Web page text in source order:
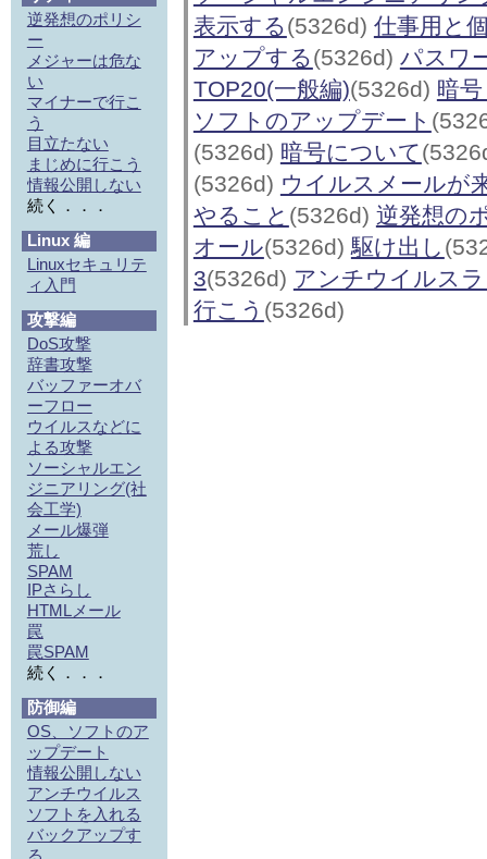
表示する(5326d) 仕事用と
アップする(5326d) パスワ
TOP20(一般編)(5326d) 暗
ソフトのアップデート
(5326d) 暗号について
(5326d) ウイルスメールが
やること (5326d) 逆発想の
オール(5326d)駆け出し
3(5326d) アンチウイルス
行こう (5326d)
逆発想のポリシ
ー
メジャーは危な
い
マイナーで行こ
う
目立たない
まじめに行こう
情報公開しない
続く．．．
Linux 編
Linuxセキュリテ
ィ入門
攻撃編
DoS攻撃
辞書攻撃
バッファーオバ
ーフロー
ウイルスなどに
よる攻撃
ソーシャルエン
ジニアリング(社
会工学)
メール爆弾
荒し
SPAM
IPさらし
HTMLメール
罠
罠SPAM
続く．．．
防御編
OS、ソフトのア
ップデート
情報公開しない
アンチウイルス
ソフトを入れる
バックアップす
る